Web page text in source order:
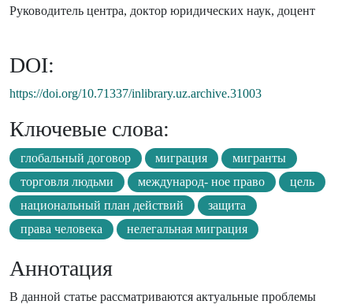
Руководитель центра, доктор юридических наук, доцент
DOI:
https://doi.org/10.71337/inlibrary.uz.archive.31003
Ключевые слова:
глобальный договор миграция
мигранты
торговля людьми
международ- ное право
цель
национальный план действий
защита
права человека
нелегальная миграция
Аннотация
В данной статье рассматриваются актуальные проблемы